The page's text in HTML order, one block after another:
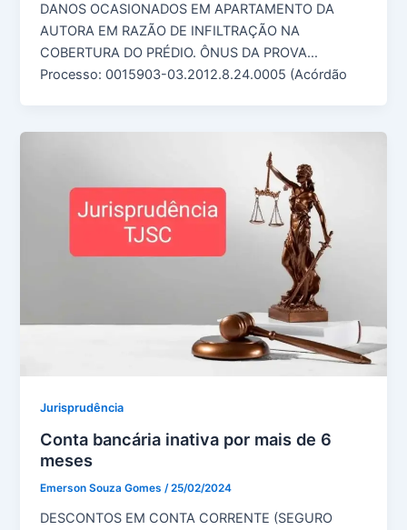
DANOS OCASIONADOS EM APARTAMENTO DA
AUTORA EM RAZÃO DE INFILTRAÇÃO NA
COBERTURA DO PRÉDIO. ÔNUS DA PROVA…
Processo: 0015903-03.2012.8.24.0005 (Acórdão
Jurisprudência
Conta bancária inativa por mais de 6
meses
Emerson Souza Gomes /25/02/2024
DESCONTOS EM CONTA CORRENTE (SEGURO